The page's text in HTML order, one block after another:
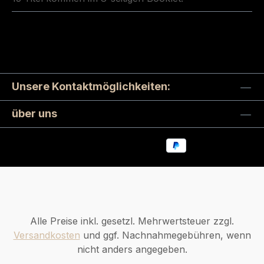
Unsere Kontaktmöglichkeiten:
über uns
Alle Preise inkl. gesetzl. Mehrwertsteuer zzgl.
Versandkosten und ggf. Nachnahmegebühren, wenn
nicht anders angegeben.